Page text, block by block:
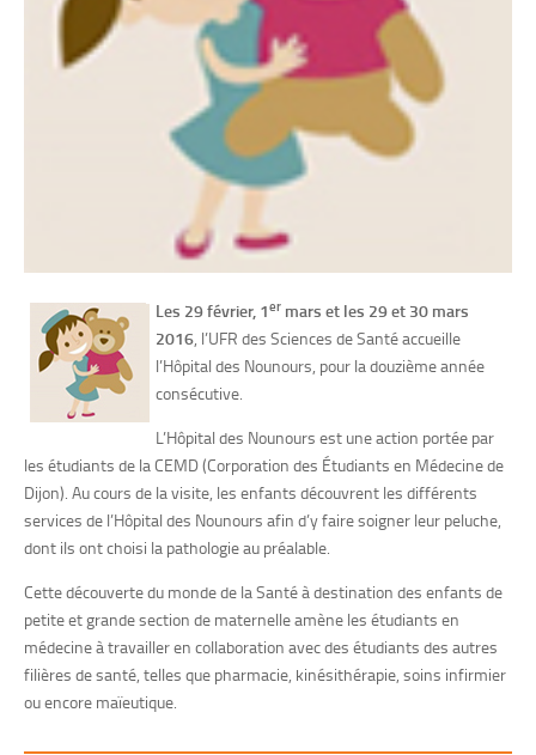
Les 29 février, 1er mars et les 29 et 30 mars
2016, l’UFR des Sciences de Santé accueille
l’Hôpital des Nounours, pour la douzième année
consécutive.
L’Hôpital des Nounours est une action portée par
les étudiants de la CEMD (Corporation des Étudiants en Médecine de
Dijon). Au cours de la visite, les enfants découvrent les différents
services de l’Hôpital des Nounours afin d’y faire soigner leur peluche,
dont ils ont choisi la pathologie au préalable.
Cette découverte du monde de la Santé à destination des enfants de
petite et grande section de maternelle amène les étudiants en
médecine à travailler en collaboration avec des étudiants des autres
filières de santé, telles que pharmacie, kinésithérapie, soins infirmier
ou encore maïeutique.